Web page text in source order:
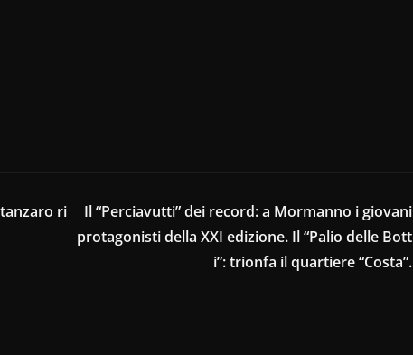
ri
Il “Perciavutti” dei record: a Mormanno i giovani
protagonisti della XXI edizione. Il “Palio delle Bott
i”: trionfa il quartiere “Costa”.